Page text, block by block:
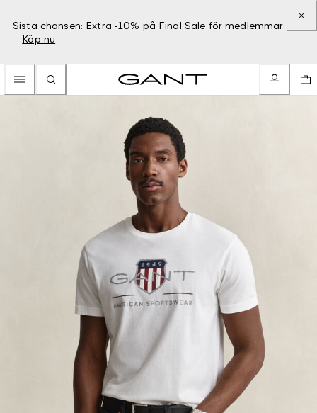
Sista chansen: Extra -10% på Final Sale för medlemmar
– Köp nu